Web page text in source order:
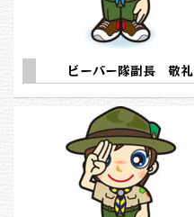
ビーバー隊副長 敬礼